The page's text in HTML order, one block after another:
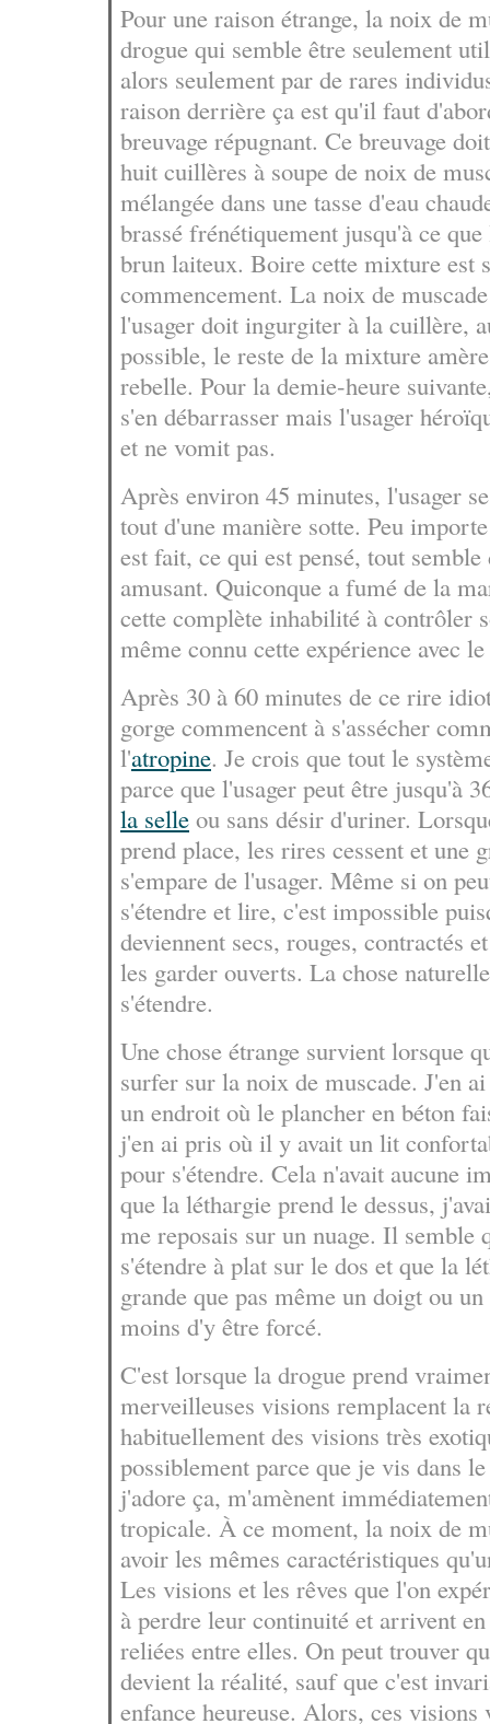
Pour une raison étrange, la noix de
drogue qui semble être seulement
alors seulement par de rares
raison derrière ça est qu'il faut
breuvage répugnant. Ce breuvage
huit cuillères à soupe de noix de
mélangée dans une tasse d'eau
brassé frénétiquement jusqu'à ce
brun laiteux. Boire cette mixture est
commencement. La noix de
l'usager doit ingurgiter à la cuillère,
possible, le reste de la mixture
rebelle. Pour la demie-heure
s'en débarrasser mais l'usager
et ne vomit pas.
Après environ 45 minutes, l'usager
tout d'une manière sotte. Peu
est fait, ce qui est pensé, tout
amusant. Quiconque a fumé de la
cette complète inhabilité à contrôler
même connu cette expérience avec
Après 30 à 60 minutes de ce rire
gorge commencent à s'assécher
l'atropine. Je crois que tout le
parce que l'usager peut être jusqu'à
la selle ou sans désir d'uriner.
prend place, les rires cessent et une
s'empare de l'usager. Même si on
s'étendre et lire, c'est impossible
deviennent secs, rouges, contractés
les garder ouverts. La chose
s'étendre.
Une chose étrange survient lorsque
surfer sur la noix de muscade. J'en
un endroit où le plancher en béton
j'en ai pris où il y avait un lit
pour s'étendre. Cela n'avait aucune
que la léthargie prend le dessus,
me reposais sur un nuage. Il semble
s'étendre à plat sur le dos et que la
grande que pas même un doigt ou
moins d'y être forcé.
C'est lorsque la drogue prend
merveilleuses visions remplacent la
habituellement des visions très
possiblement parce que je vis dans
j'adore ça, m'amènent
tropicale. À ce moment, la noix de
avoir les mêmes caractéristiques
Les visions et les rêves que l'on
à perdre leur continuité et arrivent
reliées entre elles. On peut trouver
devient la réalité, sauf que c'est
enfance heureuse. Alors, ces visions